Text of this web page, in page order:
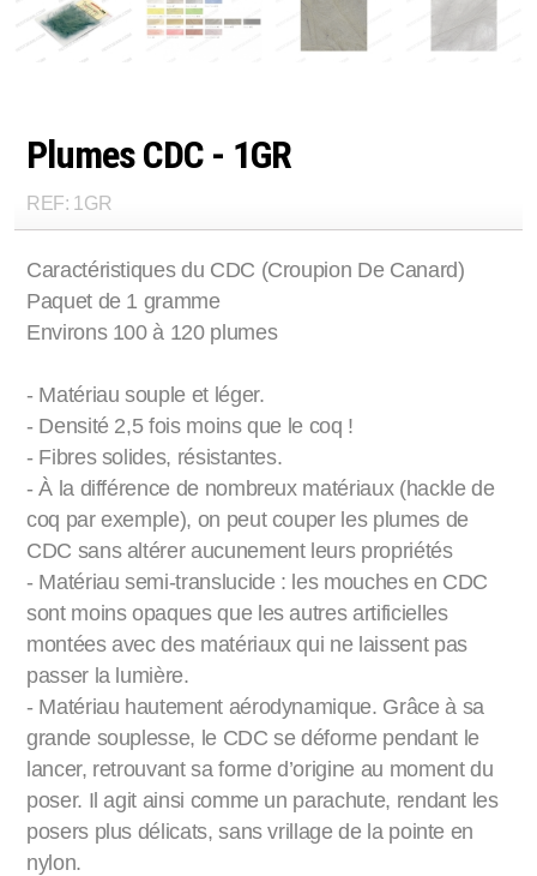
Plumes CDC - 1GR
REF: 1GR
Caractéristiques du CDC (Croupion De Canard)
Paquet de 1 gramme
Environs 100 à 120 plumes
- Matériau souple et léger.
- Densité 2,5 fois moins que le coq !
- Fibres solides, résistantes.
- À la différence de nombreux matériaux (hackle de
coq par exemple), on peut couper les plumes de
CDC sans altérer aucunement leurs propriétés
- Matériau semi-translucide : les mouches en CDC
sont moins opaques que les autres artificielles
montées avec des matériaux qui ne laissent pas
passer la lumière.
- Matériau hautement aérodynamique. Grâce à sa
grande souplesse, le CDC se déforme pendant le
lancer, retrouvant sa forme d’origine au moment du
poser. Il agit ainsi comme un parachute, rendant les
posers plus délicats, sans vrillage de la pointe en
nylon.